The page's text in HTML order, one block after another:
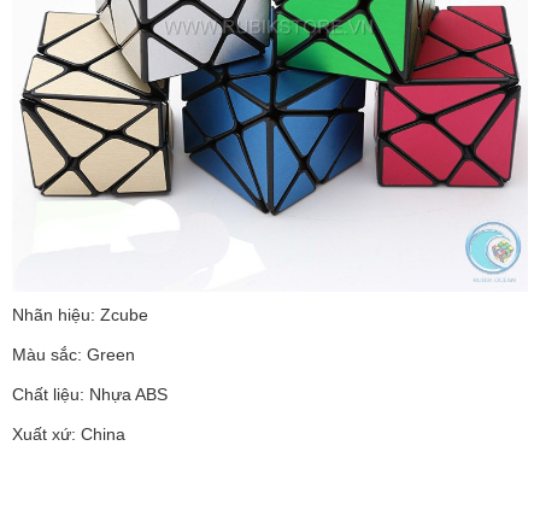
Nhãn hiệu: Zcube
Màu sắc: Green
Chất liệu: Nhựa ABS
Xuất xứ: China